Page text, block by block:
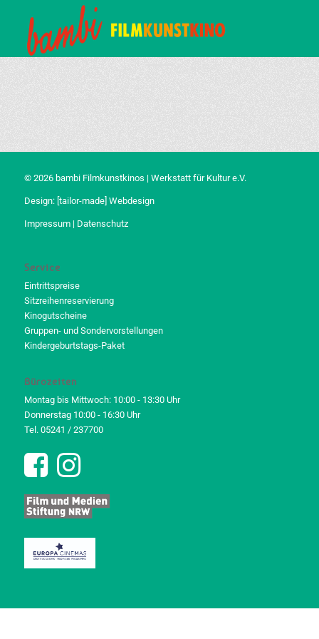
© 2026 bambi Filmkunstkinos | Werkstatt für Kultur e.V.
Design: [tailor-made] Webdesign
Impressum| Datenschutz
Service
Eintrittspreise
Sitzreihenreservierung
Kinogutscheine
Gruppen- und Sondervorstellungen
Kindergeburtstags-Paket
Bürozeiten
Montag bis Mittwoch: 10:00 - 13:30 Uhr
Donnerstag 10:00 - 16:30 Uhr
Tel. 05241 / 237700